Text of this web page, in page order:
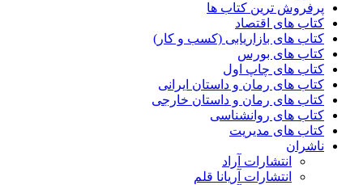
پرفروش ترین کتاب ها
کتاب های اقتصاد
کتاب های بازاریابی (کسب و کار)
کتاب های بورس
کتاب های چاپ اول
کتاب های رمان و داستان ایرانی
کتاب های رمان و داستان خارجی
کتاب های روانشناسی
کتاب های مدیریت
ناشران
انتشارات آراد
انتشارات آریانا قلم